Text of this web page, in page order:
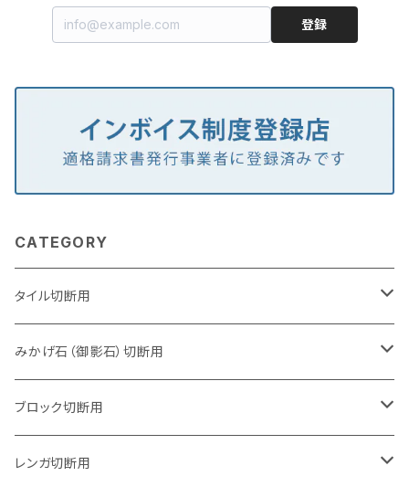
登録
CATEGORY
タイル切断用
105mm（4インチ）
125mm（5インチ）
グラインダー取付用
みかげ石（御影石）切断用
105mm（4インチ）
セグメントタイプ
125mm（5インチ）
ブロック切断用
105mm（4インチ）
レンガ切断用